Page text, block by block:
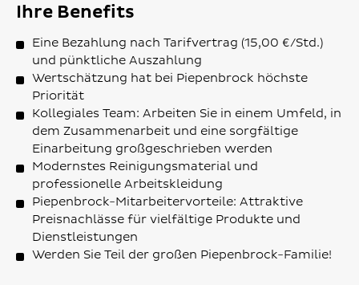
Ihre Benefits
Eine Bezahlung nach Tarifvertrag (15,00 €/Std.)
und pünktliche Auszahlung
Wertschätzung hat bei Piepenbrock höchste
Priorität
Kollegiales Team: Arbeiten Sie in einem Umfeld, in
dem Zusammenarbeit und eine sorgfältige
Einarbeitung großgeschrieben werden
Modernstes Reinigungsmaterial und
professionelle Arbeitskleidung
Piepenbrock-Mitarbeitervorteile: Attraktive
Preisnachlässe für vielfältige Produkte und
Dienstleistungen
Werden Sie Teil der großen Piepenbrock-Familie!